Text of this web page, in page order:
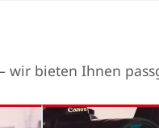
wir bieten Ihnen